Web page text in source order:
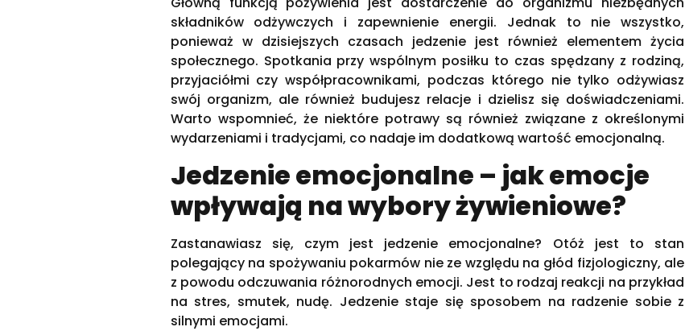
składników odżywczych i zapewnienie energii. Jednak to nie wszystko,
ponieważ w dzisiejszych czasach jedzenie jest również elementem życia
społecznego. Spotkania przy wspólnym posiłku to czas spędzany z rodziną,
przyjaciółmi czy współpracownikami, podczas którego nie tylko odżywiasz
swój organizm, ale również budujesz relacje i dzielisz się doświadczeniami.
Warto wspomnieć, że niektóre potrawy są również związane z określonymi
wydarzeniami i tradycjami, co nadaje im dodatkową wartość emocjonalną.
Jedzenie emocjonalne – jak emocje
wpływają na wybory żywieniowe?
Zastanawiasz się, czym jest jedzenie emocjonalne? Otóż jest to stan
polegający na spożywaniu pokarmów nie ze względu na głód fizjologiczny, ale
z powodu odczuwania różnorodnych emocji. Jest to rodzaj reakcji na przykład
na stres, smutek, nudę. Jedzenie staje się sposobem na radzenie sobie z
silnymi emocjami.